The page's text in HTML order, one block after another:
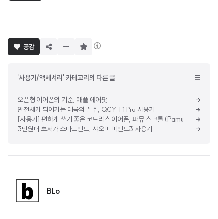
공감
'사용기/액세서리' 카테고리의 다른 글
오픈형 이어폰의 기준, 애플 에어팟
완전체가 되어가는 대륙의 실수, QCY T1 Pro 사용기
[사용기] 편하게 쓰기 좋은 코드리스 이어폰, 파뮤 스크롤 (Pamu Scroll)
3만원대 초저가 스마트밴드, 샤오미 미밴드3 사용기
BLo